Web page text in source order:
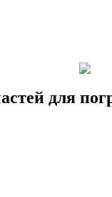
для